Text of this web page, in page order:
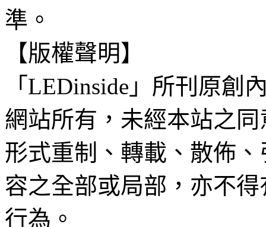
準。
【版權聲明】
「LEDinside」所刊原創
網站所有，未經本站之
形式重制、轉載、散佈
容之全部或局部，亦不
行為。